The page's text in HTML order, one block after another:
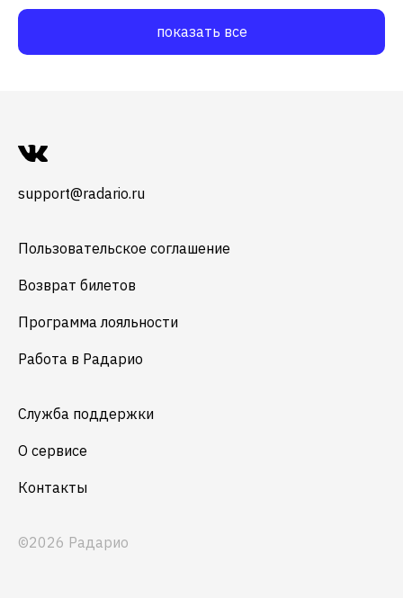
показать все
support@radario.ru
Пользовательское соглашение
Возврат билетов
Программа лояльности
Работа в Радарио
Служба поддержки
О сервисе
Контакты
©2026 Радарио